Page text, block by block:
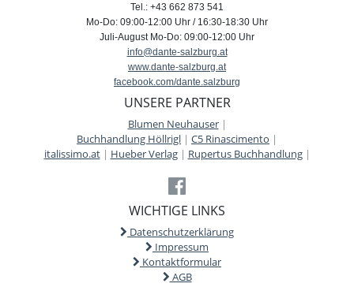
Tel.: +43 662 873 541
Mo-Do: 09:00-12:00 Uhr / 16:30-18:30 Uhr
Juli-August Mo-Do: 09:00-12:00 Uhr
info@dante-salzburg.at
www.dante-salzburg.at
facebook.com/dante.salzburg
UNSERE PARTNER
Blumen Neuhauser|
Buchhandlung Höllrigl | C5 Rinascimento |
italissimo.at| Hueber Verlag| Rupertus Buchhandlung|
WICHTIGE LINKS
Datenschutzerklärung
Impressum
Kontaktformular
AGB